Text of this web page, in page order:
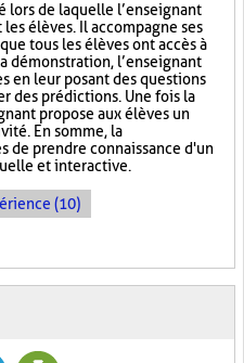
lors de laquelle l’enseignant
élèves. Il accompagne ses
tous les élèves ont accès à
démonstration, l’enseignant
en leur posant des questions
des prédictions. Une fois la
propose aux élèves un
En somme, la
de prendre connaissance d'un
et interactive.
(10)